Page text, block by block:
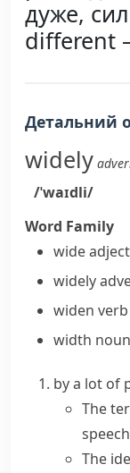
дуже,
different
Детальний
widely
/ˈwaɪdli/
Word Family
wide
widely
widen verb
width noun
by a lot of
The
The